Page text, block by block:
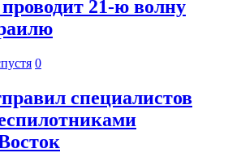
21-ю волну
0
специалистов